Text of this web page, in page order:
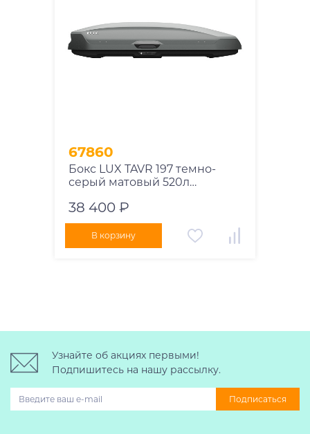
67860
Бокс LUX TAVR 197 темно-
серый матовый 520л
38 400 ₽
В корзину
Узнайте об акциях первыми!
Подпишитесь на нашу рассылку.
Подписаться